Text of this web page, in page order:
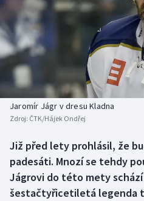
Americký fotbal
Baseball a softbal
Biatlon
Box
Curling
NEPŘEHLÉDNĚTE
Soutěže
Historické návraty
Aplikace ČT sport
Jaromír Jágr v dresu Kladna
Zdroj: ČTK/Hájek Ondřej
Již před lety prohlásil, že
padesáti. Mnozí se tehdy
Jágrovi do této mety schází
šestačtyřicetiletá legenda